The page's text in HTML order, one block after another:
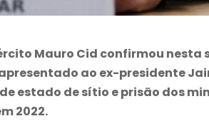
Mauro Cid confirmou
ao ex-presidente
estado de sítio e prisão dos
2022.